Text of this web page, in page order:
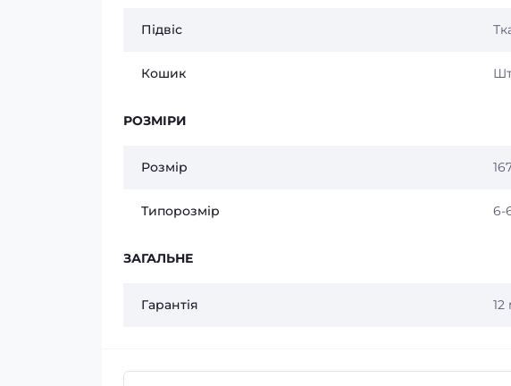
Підвіс
Кошик
РОЗМІРИ
Розмір
Типорозмір 6-
ЗАГАЛЬНЕ
Гарантія 12